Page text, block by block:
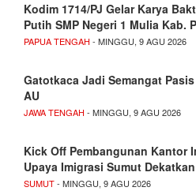
Kodim 1714/PJ Gelar Karya
Putih SMP Negeri 1 Mulia Kab.
PAPUA TENGAH - MINGGU, 9 AGU 2026
Gatotkaca Jadi Semangat
AU
JAWA TENGAH - MINGGU, 9 AGU 2026
Kick Off Pembangunan Kantor
Upaya Imigrasi Sumut
SUMUT- MINGGU, 9 AGU 2026